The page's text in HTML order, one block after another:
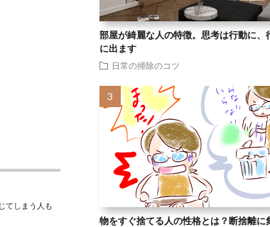
てしまう人も
部屋が綺麗な人の特徴。思考は行動に、
に出ます
日常の掃除のコツ
物をすぐ捨てる人の性格とは？断捨離に